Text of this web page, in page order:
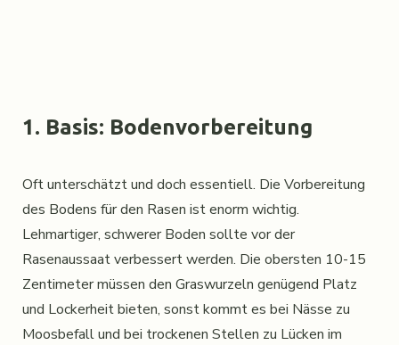
1. Basis: Bodenvorbereitung
Oft unterschätzt und doch essentiell. Die Vorbereitung
des Bodens für den Rasen ist enorm wichtig.
Lehmartiger, schwerer Boden sollte vor der
Rasenaussaat verbessert werden. Die obersten 10-15
Zentimeter müssen den Graswurzeln genügend Platz
und Lockerheit bieten, sonst kommt es bei Nässe zu
Moosbefall und bei trockenen Stellen zu Lücken im